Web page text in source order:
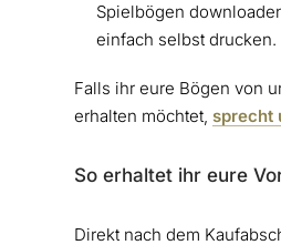
Spielbögen
einfach selbst drucken.
Falls ihr eure Bögen von
erhalten möchtet, sprecht
So erhaltet ihr eure
Direkt nach dem